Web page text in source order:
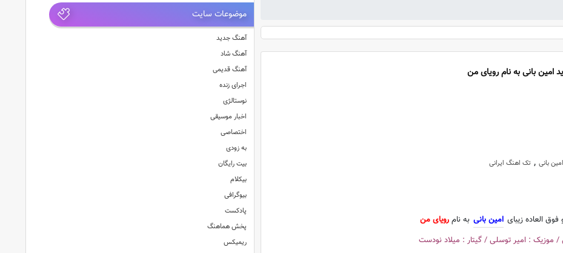
امین بانی به نام رویای من
بانی , تک اهنگ ایرانی
العاده زیبای امین بانی به نام رویای من
/ موزیک : امیر توسلی / گیتار : میلاد نودست
موضوعات سایت
آهنگ جدید
آهنگ شاد
آهنگ قدیمی
اجرای زنده
نوستالژی
اخبار موسیقی
اختصاصی
به زودی
بیت رایگان
بیکلام
بیوگرافی
پادکست
پخش هماهنگ
ریمیکس